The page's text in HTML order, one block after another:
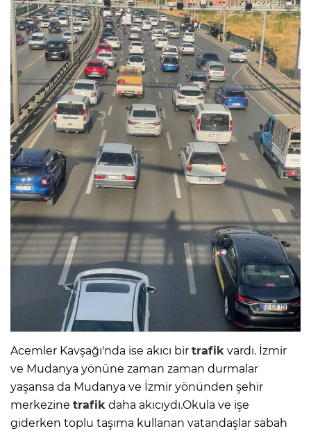
Acemler Kavşağı'nda ise akıcı bir trafik vardı. İzmir
ve Mudanya yönüne zaman zaman durmalar
yaşansa da Mudanya ve İzmir yönünden şehir
merkezine trafik daha akıcıydı.Okula ve işe
giderken toplu taşıma kullanan vatandaşlar sabah